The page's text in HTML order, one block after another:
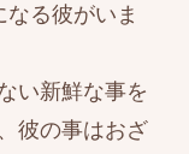
る彼がいま
い新鮮な事を
彼の事はおざ